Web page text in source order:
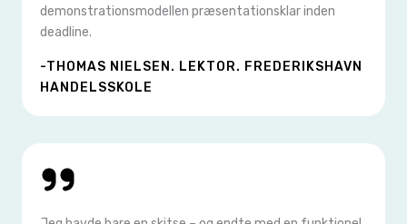
demonstrationsmodellen præsentationsklar inden
deadline.
-THOMAS NIELSEN. LEKTOR. FREDERIKSHAVN
HANDELSSKOLE